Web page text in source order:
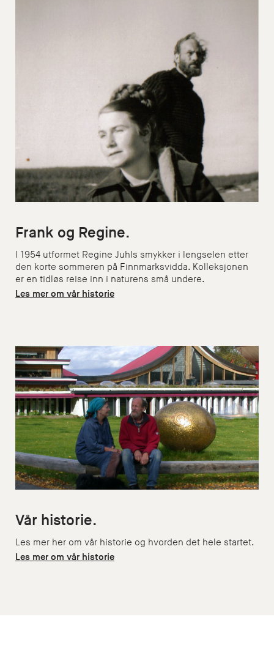
Frank og Regine.
I 1954 utformet Regine Juhls smykker i lengselen etter
den korte sommeren på Finnmarksvidda. Kolleksjonen
er en tidløs reise inn i naturens små undere.
Les mer om vår historie
Vår historie.
Les mer her om vår historie og hvorden det hele startet.
Les mer om vår historie